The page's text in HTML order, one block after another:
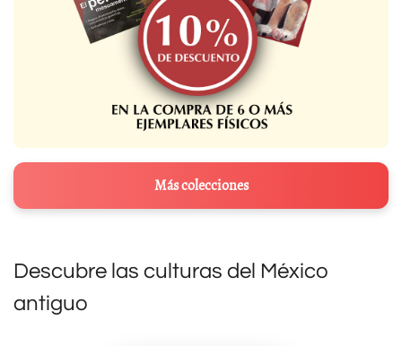
Más colecciones
Descubre las culturas del México
antiguo